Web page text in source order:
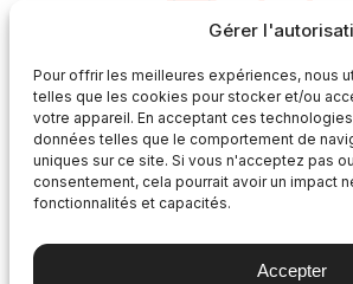
Gérer
Pour offrir les meilleures expériences, nous
telles que les cookies pour stocker et/ou
votre appareil. En acceptant ces
données telles que le comportement de
uniques sur ce site. Si vous n'acceptez pas
consentement, cela pourrait avoir un impact
fonctionnalités et capacités.
Accepter
L'article a été ajouté à votre
Comment éviter les pertes de
maison ? x1
Au panier Continuer